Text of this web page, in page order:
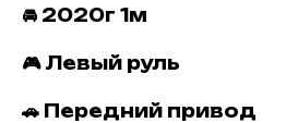
🚘 2020г 1м
🎮 Левый руль
🚗 Передний привод